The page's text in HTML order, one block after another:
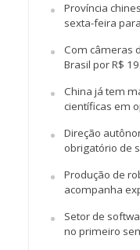
Província
sexta-feira
Com câmeras
Brasil por R$
China já tem
científicas em
Direção
obrigatório de
Produção de
acompanha
Setor de
no primeiro